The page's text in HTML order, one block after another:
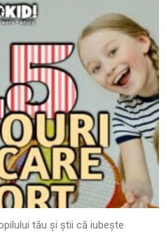
tău și știi că iubește